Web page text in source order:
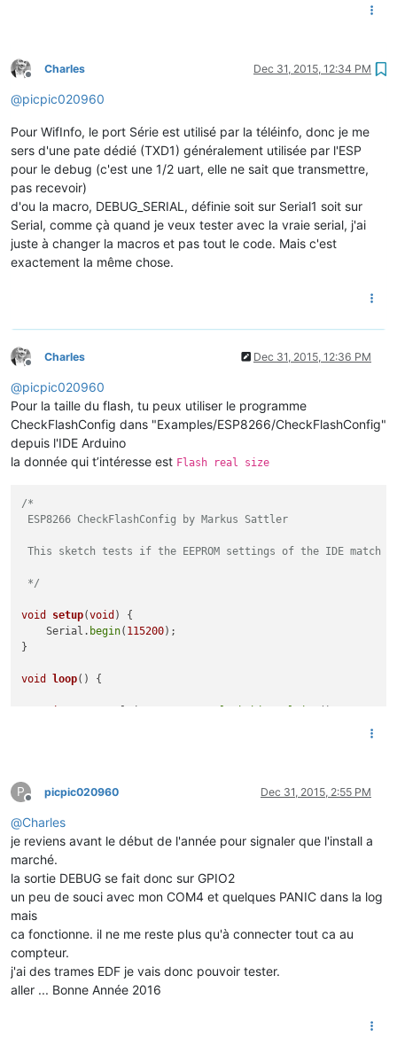
Offline
Charles Dec 31, 2015, 12:34 PM
@picpic020960
Pour WifInfo, le port Série est utilisé par la téléinfo, donc je me
sers d'une pate dédié (TXD1) généralement utilisée par l'ESP
pour le debug (c'est une 1/2 uart, elle ne sait que transmettre,
pas recevoir)
d'ou la macro, DEBUG_SERIAL, définie soit sur Serial1 soit sur
Serial, comme çà quand je veux tester avec la vraie serial, j'ai
juste à changer la macros et pas tout le code. Mais c'est
exactement la même chose.
Offline
Charles Dec 31, 2015, 12:36 PM
@picpic020960
Pour la taille du flash, tu peux utiliser le programme
CheckFlashConfig dans "Examples/ESP8266/CheckFlashConfig"
depuis l'IDE Arduino
la donnée qui t’intéresse est Flash real size
/*
ESP8266 CheckFlashConfig by Markus Sattler
This sketch tests if the EEPROM settings of the IDE match
*/
void setup(void )
{
    Serial.
begin( 115200);
}
void loop() {
    Serial.
printf "Flash real size: %u\n\n", realSize);
    Serial.
    Serial.
printf("Flash ide speed: %u\n", ESP.
    Serial.
if (ideSize != realSize) {
        Serial.
println( "Flash Chip configuration wrong!\n");
    }
        Serial.
println("Flash Chip configuration ok.\n"
    }
delay 5000
);
}
P
Offline
picpic020960 Dec 31, 2015, 2:55 PM
@Charles
je reviens avant le début de l'année pour signaler que l'install a
marché.
la sortie DEBUG se fait donc sur GPIO2
un peu de souci avec mon COM4 et quelques PANIC dans la log
mais
ca fonctionne. il ne me reste plus qu'à connecter tout ca au
compteur.
j'ai des trames EDF je vais donc pouvoir tester.
aller ... Bonne Année 2016